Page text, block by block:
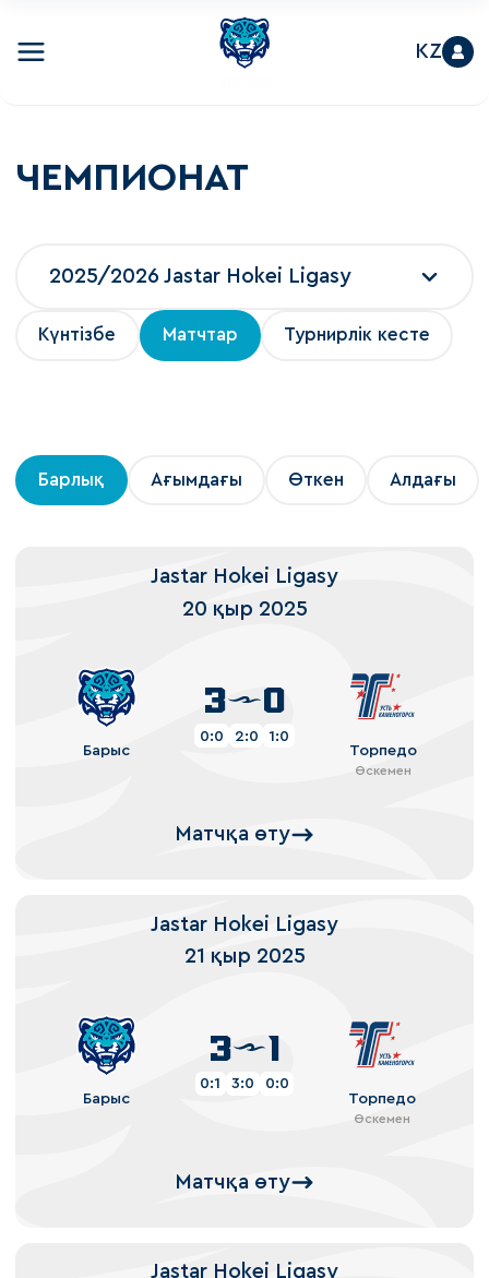
KZ
ЧЕМПИОНАТ
Күнтізбе Матчтар Турнирлік кесте
2025/2026 Jastar Hokei Ligasy
Барлық Ағымдағы Өткен Алдағы
Jastar Hokei Ligasy
20 қыр 2025
Барыс
3 0
0:0 2:0
1:0
Торпедо
Өскемен
Матчқа өту
Jastar Hokei Ligasy
21 қыр 2025
Барыс
3 1
0:1 3:0
0:0
Торпедо
Өскемен
Матчқа өту
Jastar Hokei Ligasy